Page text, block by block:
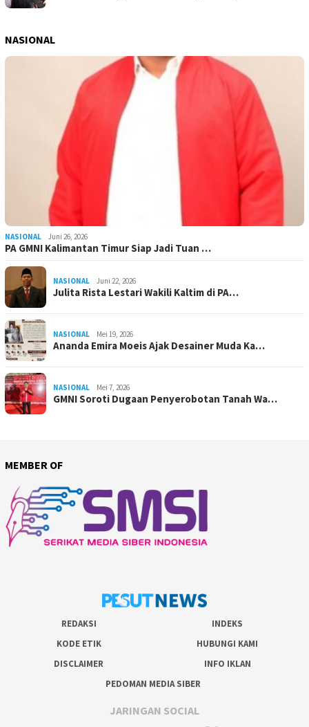
NASIONAL
NASIONAL Juni 26, 2026
PA GMNI Kalimantan Timur Siap Jadi Tuan …
NASIONAL Juni 22, 2026
Julita Rista Lestari Wakili Kaltim di PA…
NASIONAL Mei 19, 2026
Ananda Emira Moeis Ajak Desainer Muda Ka…
NASIONAL Mei 7, 2026
GMNI Soroti Dugaan Penyerobotan Tanah Wa…
MEMBER OF
REDAKSI
INDEKS
KODE ETIK
HUBUNGI KAMI
DISCLAIMER
INFO IKLAN
PEDOMAN MEDIA SIBER
JARINGAN SOCIAL